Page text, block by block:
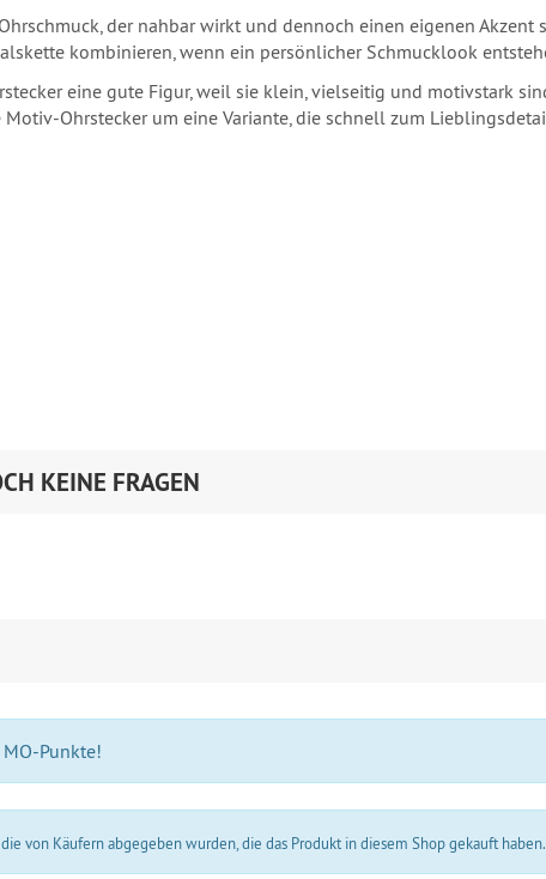
der nahbar wirkt und dennoch einen eigenen
kombinieren, wenn ein persönlicher Schmucklook
eine gute Figur, weil sie klein, vielseitig und motivstark
Ohrstecker um eine Variante, die schnell zum
KEINE FRAGEN
Punkte!
von Käufern abgegeben wurden, die das Produkt in diesem Shop gekauft haben.